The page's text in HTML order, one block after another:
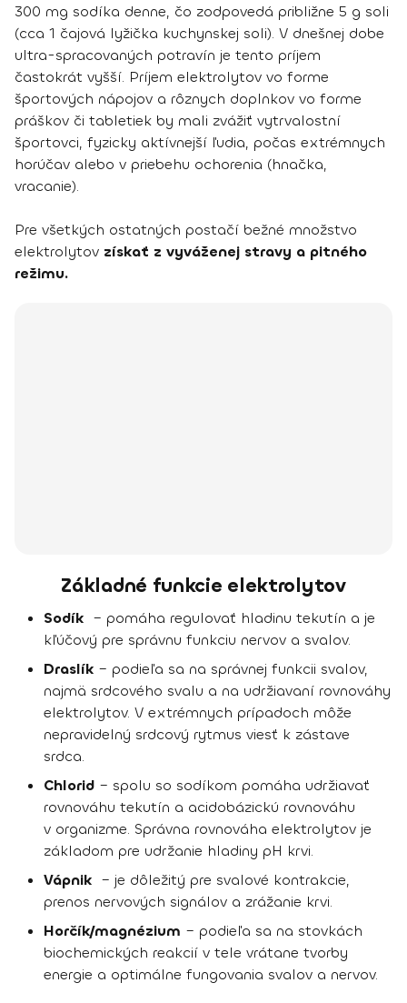
300 mg sodíka denne, čo zodpovedá približne 5 g soli
(cca 1 čajová lyžička kuchynskej soli). V dnešnej dobe
ultra-spracovaných potravín je tento príjem
častokrát vyšší. Príjem elektrolytov vo forme
športových nápojov a rôznych doplnkov vo forme
práškov či tabletiek by mali zvážiť vytrvalostní
športovci, fyzicky aktívnejší ľudia, počas extrémnych
horúčav alebo v priebehu ochorenia (hnačka,
vracanie).
Pre všetkých ostatných postačí bežné množstvo
elektrolytov získať z vyváženej stravy a pitného
režimu.
Základné funkcie elektrolytov
Sodík – pomáha regulovať hladinu tekutín a je
kľúčový pre správnu funkciu nervov a svalov.
Draslík – podieľa sa na správnej funkcii svalov,
najmä srdcového svalu a na udržiavaní rovnováhy
elektrolytov. V extrémnych prípadoch môže
nepravidelný srdcový rytmus viesť k zástave
srdca.
Chlorid – spolu so sodíkom pomáha udržiavať
rovnováhu tekutín a acidobázickú rovnováhu
v organizme. Správna rovnováha elektrolytov je
základom pre udržanie hladiny pH krvi.
Vápnik – je dôležitý pre svalové kontrakcie,
prenos nervových signálov a zrážanie krvi.
Horčík/magnézium – podieľa sa na stovkách
biochemických reakcií v tele vrátane tvorby
energie a optimálne fungovania svalov a nervov.